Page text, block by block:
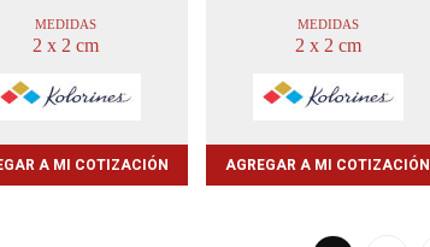
MEDIDAS
2 x 2 cm
A MI COTIZACIÓN
MEDIDAS
2 x 2 cm
AGREGAR A MI COTIZACIÓN